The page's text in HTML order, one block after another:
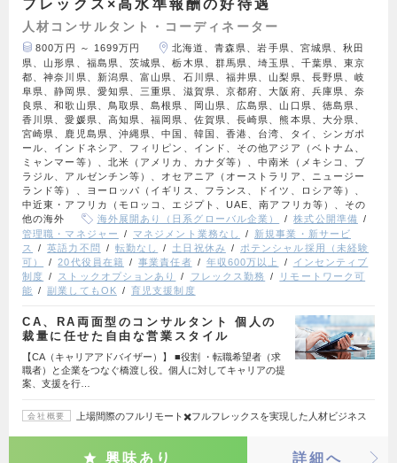
フレックス×高水準報酬の好待遇
人材コンサルタント・コーディネーター
800万円 ～ 1699万円
北海道、青森県、岩手県、宮城県、秋田
県、山形県、福島県、茨城県、栃木県、群馬県、埼玉県、千葉県、東京
都、神奈川県、新潟県、富山県、石川県、福井県、山梨県、長野県、岐
阜県、静岡県、愛知県、三重県、滋賀県、京都府、大阪府、兵庫県、奈
良県、和歌山県、鳥取県、島根県、岡山県、広島県、山口県、徳島県、
香川県、愛媛県、高知県、福岡県、佐賀県、長崎県、熊本県、大分県、
宮崎県、鹿児島県、沖縄県、中国、韓国、香港、台湾、タイ、シンガポ
ール、インドネシア、フィリピン、インド、その他アジア（ベトナム、
ミャンマー等）、北米（アメリカ、カナダ等）、中南米（メキシコ、ブ
ラジル、アルゼンチン等）、オセアニア（オーストラリア、ニュージー
ランド等）、ヨーロッパ（イギリス、フランス、ドイツ、ロシア等）、
中近東・アフリカ（モロッコ、エジプト、UAE、南アフリカ等）、その
他の海外
海外展開あり（日系グローバル企業）
株式公開準備
管理職・マネジャー
マネジメント業務なし
新規事業・新サービ
ス
英語力不問 転勤なし 土日祝休み
ポテンシャル採用（未経験
可）
20代役員在籍 事業責任者 年収600万以上
インセンティブ
制度
ストックオプションあり フレックス勤務
リモートワーク可
能
副業してもOK 育児支援制度
CA、RA両面型のコンサルタント 個人の
裁量に任せた自由な営業スタイル
【CA（キャリアアドバイザー）】 ■役割 ・転職希望者（求
職者）と企業をつなぐ橋渡し役。個人に対してキャリアの提
案、支援を行…
会社概要 上場間際のフルリモート✖️フルフレックスを実現した人材ビジネス
興味あり 詳細へ